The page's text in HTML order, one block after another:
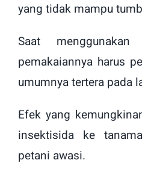
yang tidak mampu
Saat
pemakaiannya harus
umumnya tertera pada
Efek yang
insektisida ke
petani awasi.